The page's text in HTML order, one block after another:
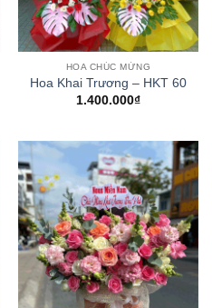
HOA CHÚC MỪNG
Hoa Khai Trương – HKT 60
1.400.000₫